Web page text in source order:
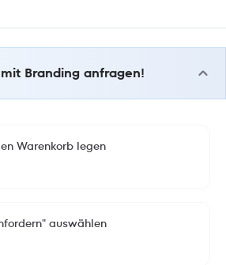
Branding anfragen!
Warenkorb legen
auswählen